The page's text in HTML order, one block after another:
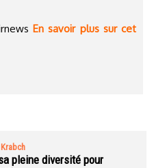
En savoir plus sur cet
pleine diversité pour